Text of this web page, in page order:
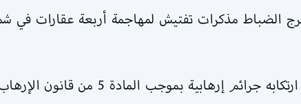
بالتحرك. استخرج الضباط مذكرات تفتيش لمهاجمة أربعة